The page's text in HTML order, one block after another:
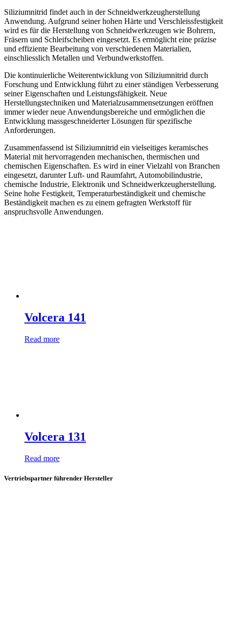
Siliziumnitrid findet auch in der Schneidwerkzeugherstellung
Anwendung. Aufgrund seiner hohen Härte und Verschleissfestigkeit
wird es für die Herstellung von Schneidwerkzeugen wie Bohrern,
Fräsern und Schleifscheiben eingesetzt. Es ermöglicht eine präzise
und effiziente Bearbeitung von verschiedenen Materialien,
einschliesslich Metallen und Verbundwerkstoffen.
Die kontinuierliche Weiterentwicklung von Siliziumnitrid durch
Forschung und Entwicklung führt zu einer ständigen Verbesserung
seiner Eigenschaften und Leistungsfähigkeit. Neue
Herstellungstechniken und Materialzusammensetzungen eröffnen
immer wieder neue Anwendungsbereiche und ermöglichen die
Entwicklung massgeschneiderter Lösungen für spezifische
Anforderungen.
Zusammenfassend ist Siliziumnitrid ein vielseitiges keramisches
Material mit hervorragenden mechanischen, thermischen und
chemischen Eigenschaften. Es wird in einer Vielzahl von Branchen
eingesetzt, darunter Luft- und Raumfahrt, Automobilindustrie,
chemische Industrie, Elektronik und Schneidwerkzeugherstellung.
Seine hohe Festigkeit, Temperaturbeständigkeit und chemische
Beständigkeit machen es zu einem gefragten Werkstoff für
anspruchsvolle Anwendungen.
Volcera 141
Read more
Volcera 131
Read more
Vertriebspartner führender Hersteller